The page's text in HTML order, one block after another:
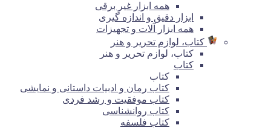
همه ابزار غیر برقی
ابزار دقیق و اندازه گیری
همه ابزار آلات و تجهیزات
کتاب، لوازم تحریر و هنر
کتاب، لوازم تحریر و هنر
کتاب
کتاب
کتاب رمان و ادبیات داستانی و نمایشی
کتاب موفقیت و رشد فردی
کتاب روانشناسی
کتاب فلسفه